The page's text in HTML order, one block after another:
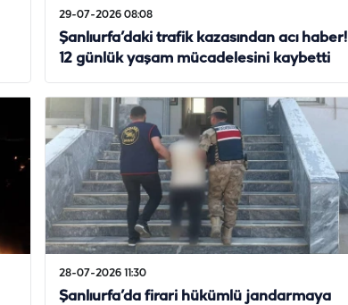
29-07-2026 08:08
Şanlıurfa’daki trafik kazasından acı haber!
12 günlük yaşam mücadelesini kaybetti
28-07-2026 11:30
Şanlıurfa’da firari hükümlü jandarmaya